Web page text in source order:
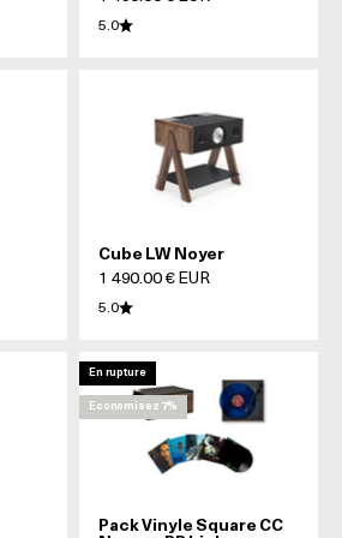
5.0
Cube LW Noyer
Prix de vente
1 490.00 € EUR
5.0
En rupture
Economisez 7%
Pack Vinyle Square CC